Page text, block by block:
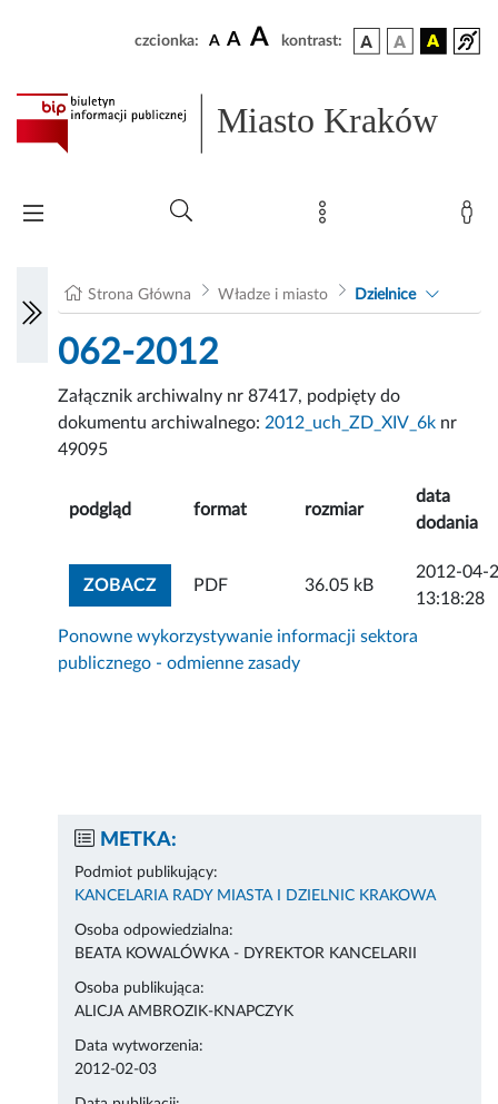
czcionka: A A A kontrast:
Miasto Kraków
Strona Główna Władze i miasto Dzielnice
062-2012
Załącznik archiwalny nr 87417, podpięty do
dokumentu archiwalnego: 2012_uch_ZD_XIV_6k nr
49095
podgląd format rozmiar
data
dodania
ZOBACZZOBACZ ZAŁĄCZNIK
PDF 36.05 kB
2012-04-
13:18:28
Ponowne wykorzystywanie informacji sektora
publicznego - odmienne zasady
METKA:
Podmiot publikujący:
KANCELARIA RADY MIASTA I DZIELNIC KRAKOWA
Osoba odpowiedzialna:
BEATA KOWALÓWKA - DYREKTOR KANCELARII
Osoba publikująca:
ALICJA AMBROZIK-KNAPCZYK
Data wytworzenia:
2012-02-03